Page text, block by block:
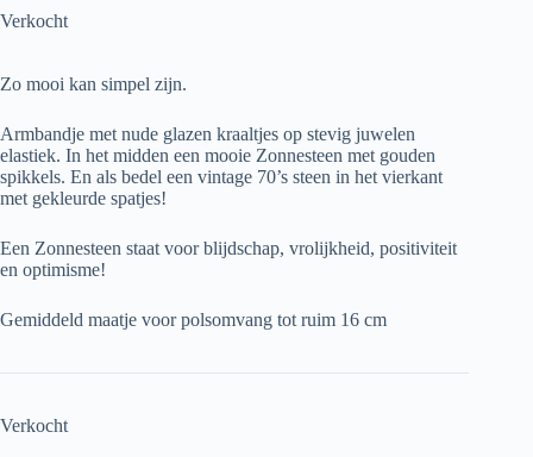
Verkocht
Zo mooi kan simpel zijn.
Armbandje met nude glazen kraaltjes op stevig juwelen
elastiek. In het midden een mooie Zonnesteen met gouden
spikkels. En als bedel een vintage 70’s steen in het vierkant
met gekleurde spatjes!
Een Zonnesteen staat voor blijdschap, vrolijkheid, positiviteit
en optimisme!
Gemiddeld maatje voor polsomvang tot ruim 16 cm
Verkocht